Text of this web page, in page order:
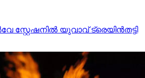
സ്റ്റേഷനില്‍ യുവാവ് ട്രെയിന്‍തട്ടി